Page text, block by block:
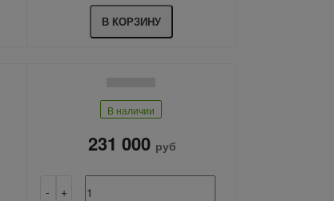
В КОРЗИНУ
В наличии
231 000 руб